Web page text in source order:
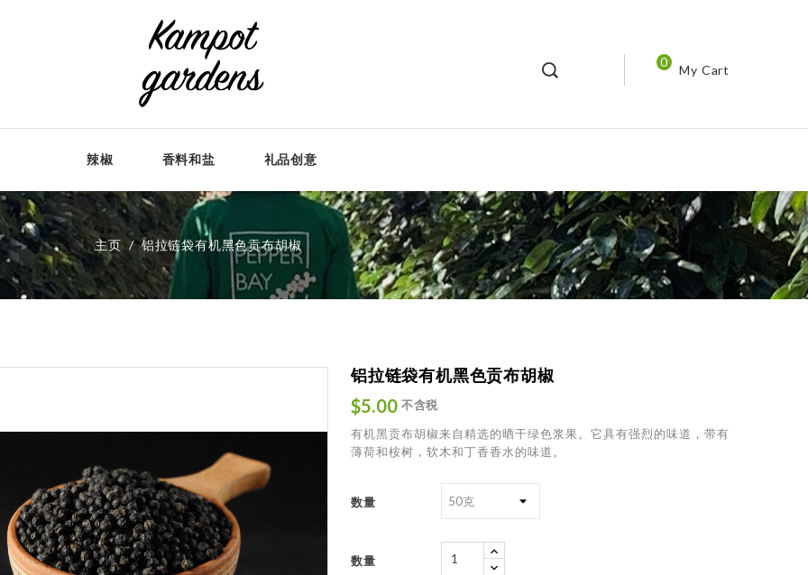
My Cart
0
辣椒 香料和盐 礼品创意
主页 铝拉链袋有机黑色贡布胡椒
铝拉链袋有机黑色贡布胡椒
$5.00 不含税
有机黑贡布胡椒来自精选的晒干绿色浆果。它具有强烈的味道，带有
薄荷和桉树，软木和丁香香水的味道。
数量
数量